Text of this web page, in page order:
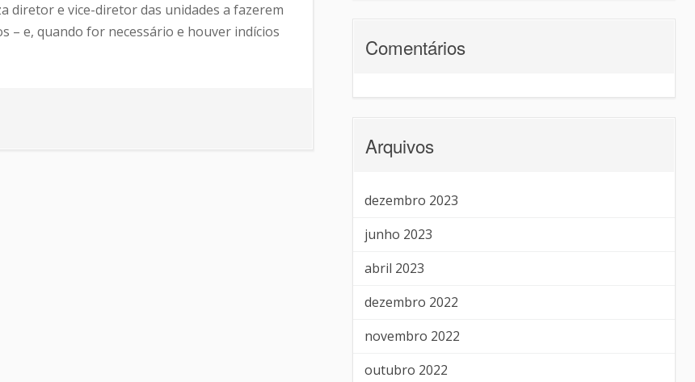
diretor e vice-diretor das unidades a fazerem
– e, quando for necessário e houver indícios
Comentários
Arquivos
dezembro 2023
junho 2023
abril 2023
dezembro 2022
novembro 2022
outubro 2022